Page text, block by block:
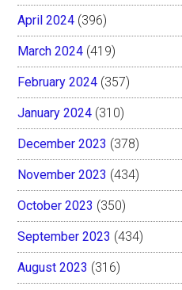
April 2024 (396)
March 2024 (419)
February 2024 (357)
January 2024 (310)
December 2023 (378)
November 2023 (434)
October 2023 (350)
September 2023 (434)
August 2023 (316)